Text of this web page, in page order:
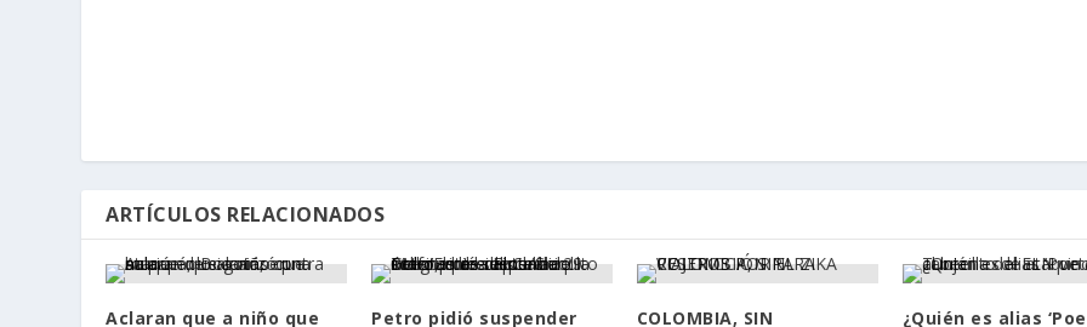
ARTÍCULOS RELACIONADOS
Aclaran que a niño que Petro pidió suspender COLOMBIA, SIN ¿Quién es alias